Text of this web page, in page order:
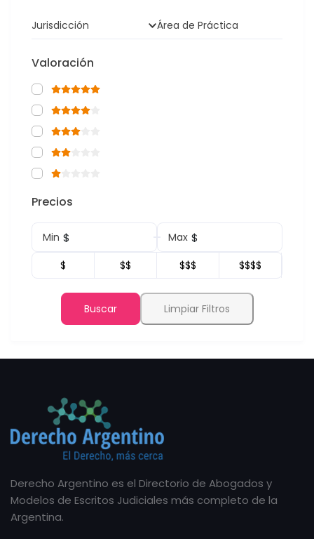
Jurisdicción Área de Práctica
Valoración
Precios
Min $ Max $
$ $$ $$$ $$$$
Buscar Limpiar Filtros
Derecho Argentino es el Directorio de Abogados y
Modelos de Escritos Judiciales más completo de la
Argentina.